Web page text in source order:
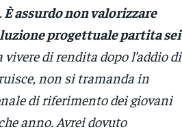
È assurdo non valorizzare
progettuale partita sei
vivere di rendita dopo l’addio di
non si tramanda in
di riferimento dei giovani
anno. Avrei dovuto